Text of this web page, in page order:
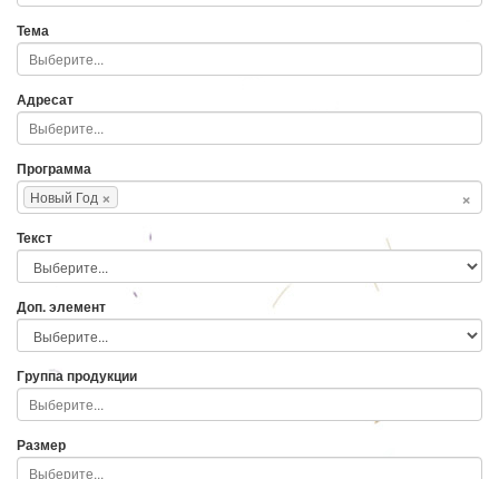
Тема
Адресат
Программа
×
×
Новый Год
Текст
Доп. элемент
Группа продукции
Размер